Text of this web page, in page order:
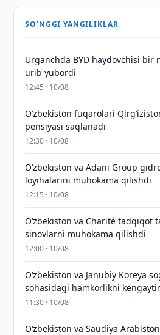
SO'NGGI YANGILIKLAR
Urganchda BYD haydovchisi bir
urib yubordi
12:45 · 10/08
O‘zbekiston fuqarolari
pensiyasi saqlanadi
12:30 · 10/08
Oʻzbekiston va Adani Group
loyihalarini muhokama qilishdi
12:15 · 10/08
Oʻzbekiston va Charité tadqiqot
sinovlarni muhokama qilishdi
12:00 · 10/08
Oʻzbekiston va Janubiy Koreya
sohasidagi hamkorlikni
11:30 · 10/08
Oʻzbekiston va Saudiya